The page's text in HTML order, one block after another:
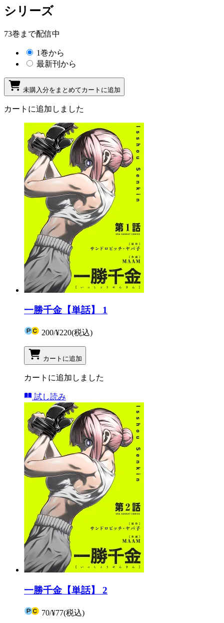
シリーズ
73巻まで配信中
1巻から
最新刊から
未購入分をまとめてカートに追加
カートに追加しました
一勝千金【単話】 1
200/¥220(税込)
カートに追加
カートに追加しました
試し読み
一勝千金【単話】 2
70/¥77(税込)